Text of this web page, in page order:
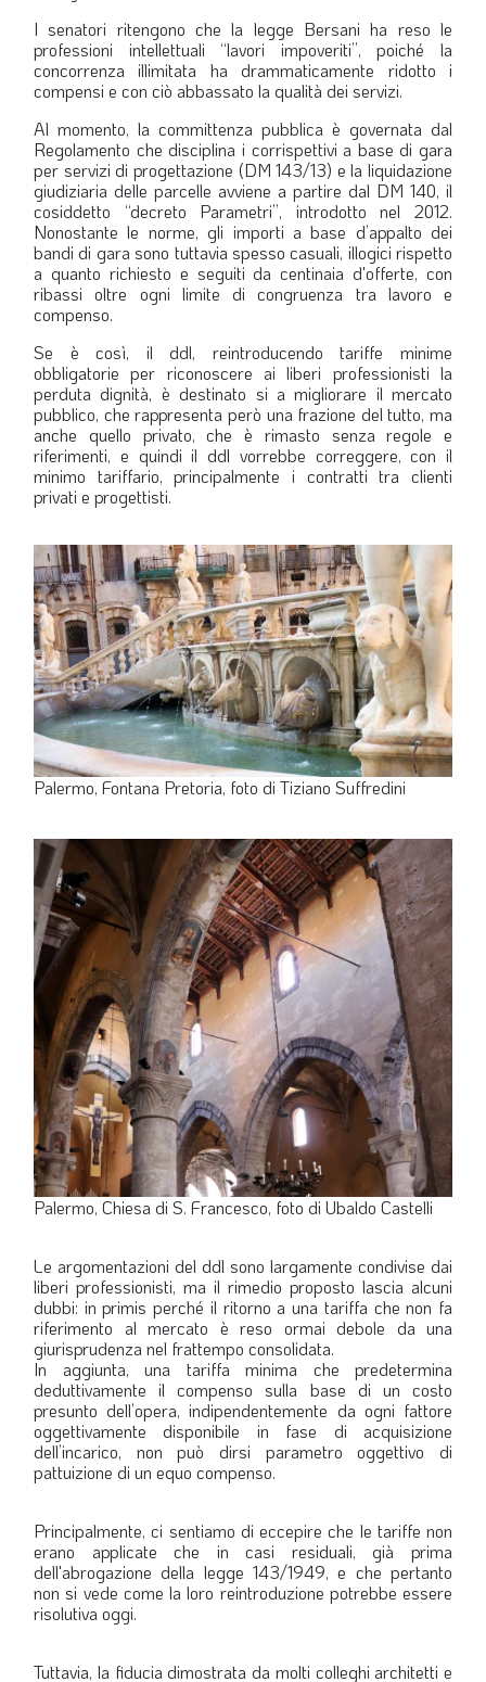
IN QUESTO NUMERO
SCENARIO ECONOMICO
SPAZIO APERTO
GOVERNANCE
FONDAZIONE
ASSOCIAZIONI
LA VIGNETTA DI EVASIO
SPECIALE
CAMBIA NUMERO expand_more
I senatori ritengono che la legge Bersani ha reso le
professioni intellettuali “lavori impoveriti”, poiché la
concorrenza illimitata ha drammaticamente ridotto i
compensi e con ciò abbassato la qualità dei servizi.
Al momento, la committenza pubblica è governata dal
Regolamento che disciplina i corrispettivi a base di gara
per servizi di progettazione (DM 143/13) e la liquidazione
giudiziaria delle parcelle avviene a partire dal DM 140, il
cosiddetto “decreto Parametri”, introdotto nel 2012.
Nonostante le norme, gli importi a base d’appalto dei
bandi di gara sono tuttavia spesso casuali, illogici rispetto
a quanto richiesto e seguiti da centinaia d'offerte, con
ribassi oltre ogni limite di congruenza tra lavoro e
compenso.
Se è così, il ddl, reintroducendo tariffe minime
obbligatorie per riconoscere ai liberi professionisti la
perduta dignità, è destinato si a migliorare il mercato
pubblico, che rappresenta però una frazione del tutto, ma
anche quello privato, che è rimasto senza regole e
riferimenti, e quindi il ddl vorrebbe correggere, con il
minimo tariffario, principalmente i contratti tra clienti
privati e progettisti.
Palermo, Fontana Pretoria, foto di Tiziano Suffredini
Palermo, Chiesa di S. Francesco, foto di Ubaldo Castelli
Le argomentazioni del ddl sono largamente condivise dai
liberi professionisti, ma il rimedio proposto lascia alcuni
dubbi: in primis perché il ritorno a una tariffa che non fa
riferimento al mercato è reso ormai debole da una
giurisprudenza nel frattempo consolidata.
In aggiunta, una tariffa minima che predetermina
deduttivamente il compenso sulla base di un costo
presunto dell’opera, indipendentemente da ogni fattore
oggettivamente disponibile in fase di acquisizione
dell’incarico, non può dirsi parametro oggettivo di
pattuizione di un equo compenso.
Principalmente, ci sentiamo di eccepire che le tariffe non
erano applicate che in casi residuali, già prima
dell'abrogazione della legge 143/1949, e che pertanto
non si vede come la loro reintroduzione potrebbe essere
risolutiva oggi.
Tuttavia, la fiducia dimostrata da molti colleghi architetti e